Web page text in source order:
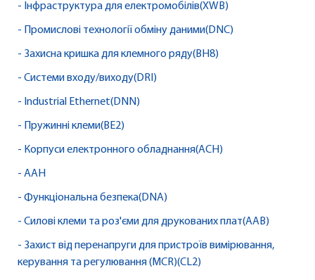
- Інфраструктура для електромобілів(XWB)
- Промислові технології обміну даними(DNC)
- Захисна кришка для клемного ряду(BH8)
- Системи входу/виходу(DRI)
- Industrial Ethernet(DNN)
- Пружинні клеми(BE2)
- Корпуси електронного обладнання(ACH)
- AAH
- Функціональна безпека(DNA)
- Силові клеми та роз'єми для друкованих плат(AAB)
- Захист від перенапруги для пристроїв вимірювання,
керування та регулювання (MCR)(CL2)